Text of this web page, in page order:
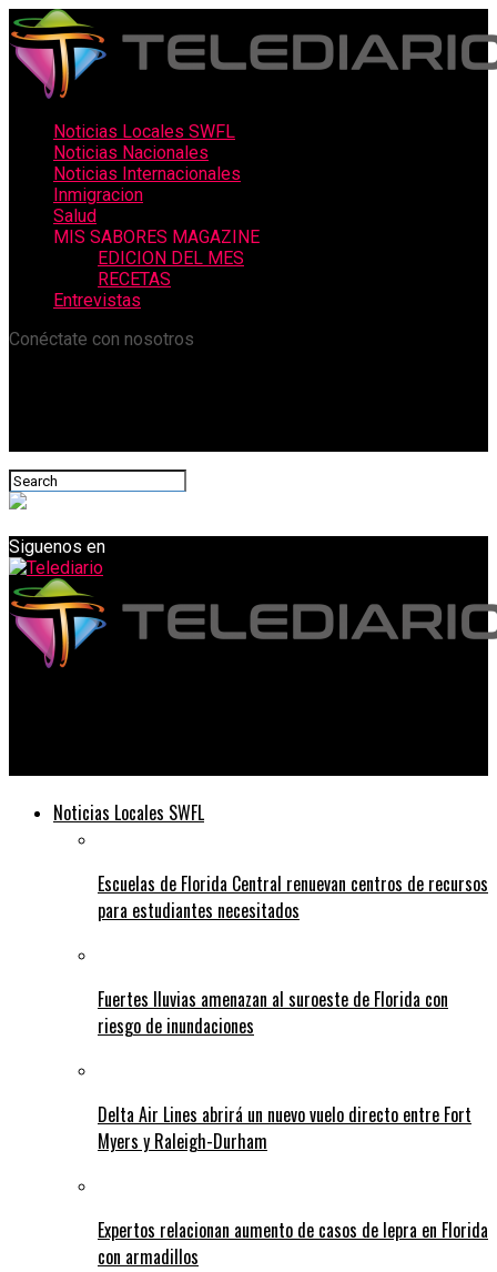
Noticias Locales SWFL
Noticias Nacionales
Noticias Internacionales
Inmigracion
Salud
MIS SABORES MAGAZINE
EDICION DEL MES
RECETAS
Entrevistas
Conéctate con nosotros
Siguenos en
Noticias Locales SWFL
Escuelas de Florida Central renuevan centros de recursos
para estudiantes necesitados
Fuertes lluvias amenazan al suroeste de Florida con
riesgo de inundaciones
Delta Air Lines abrirá un nuevo vuelo directo entre Fort
Myers y Raleigh-Durham
Expertos relacionan aumento de casos de lepra en Florida
con armadillos